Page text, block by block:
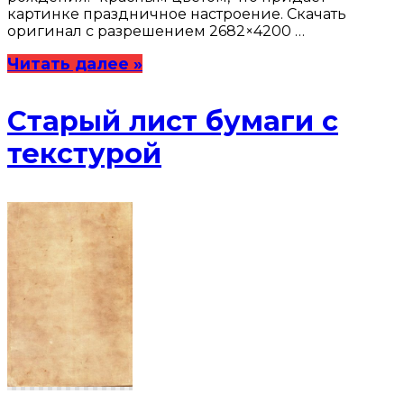
картинке праздничное настроение. Скачать
оригинал с разрешением 2682×4200 …
Читать далее »
Старый лист бумаги с
текстурой